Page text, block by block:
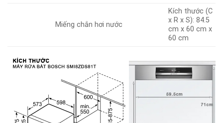
Miếng chắn hơi nước
Kích thước (C
x R x S): 84.5
cm x 60 cm x
60 cm